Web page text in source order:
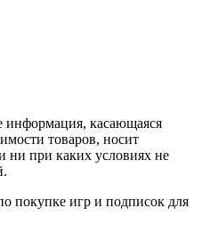
информация, касающаяся
товаров, носит
ни при каких условиях не
покупке игр и подписок для